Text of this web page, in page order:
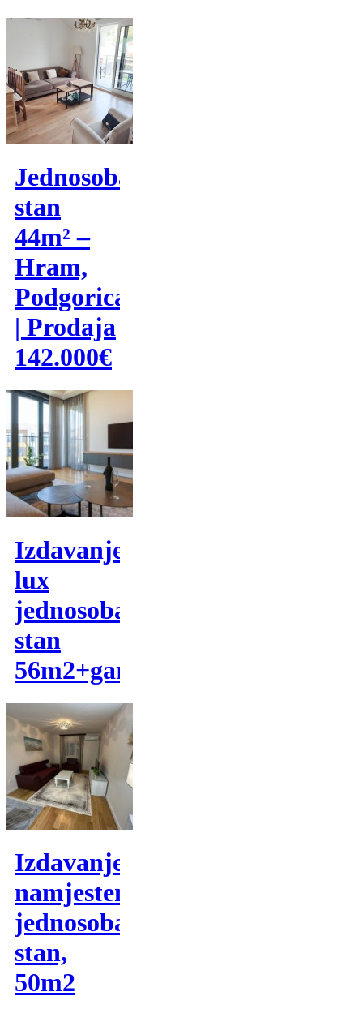
Jednosoban
stan
44m² –
Hram,
Podgorica
| Prodaja
142.000€
Izdavanje,
lux
jednosoban
stan
56m2+garaža
Izdavanje,
namjesten
jednosoban
stan,
50m2